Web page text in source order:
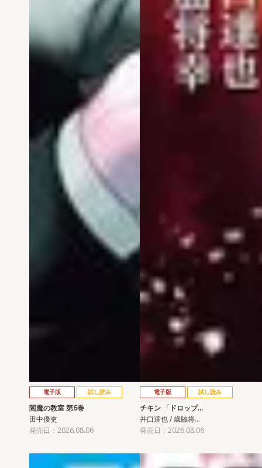
電子版 試し読み
閻魔の教室 第6巻
田中優吏
発売日：2026.08.06
電子版 試し読み
チキン 「ドロップ…
井口達也 / 歳脇将…
発売日：2026.08.06